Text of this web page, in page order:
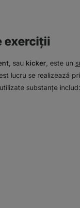
exerciții
, sau kicker , este un
lucru se realizează
substanțe includ: